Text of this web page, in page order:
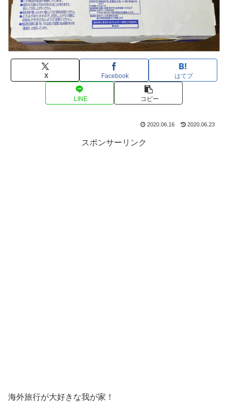
X Facebook はてブ
LINE コピー
2020.06.16 2020.06.23
スポンサーリンク
海外旅行が大好きな我が家！